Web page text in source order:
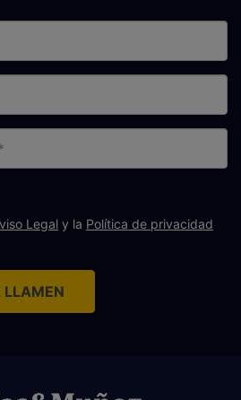
Legal y la Política de privacidad
LLAMEN